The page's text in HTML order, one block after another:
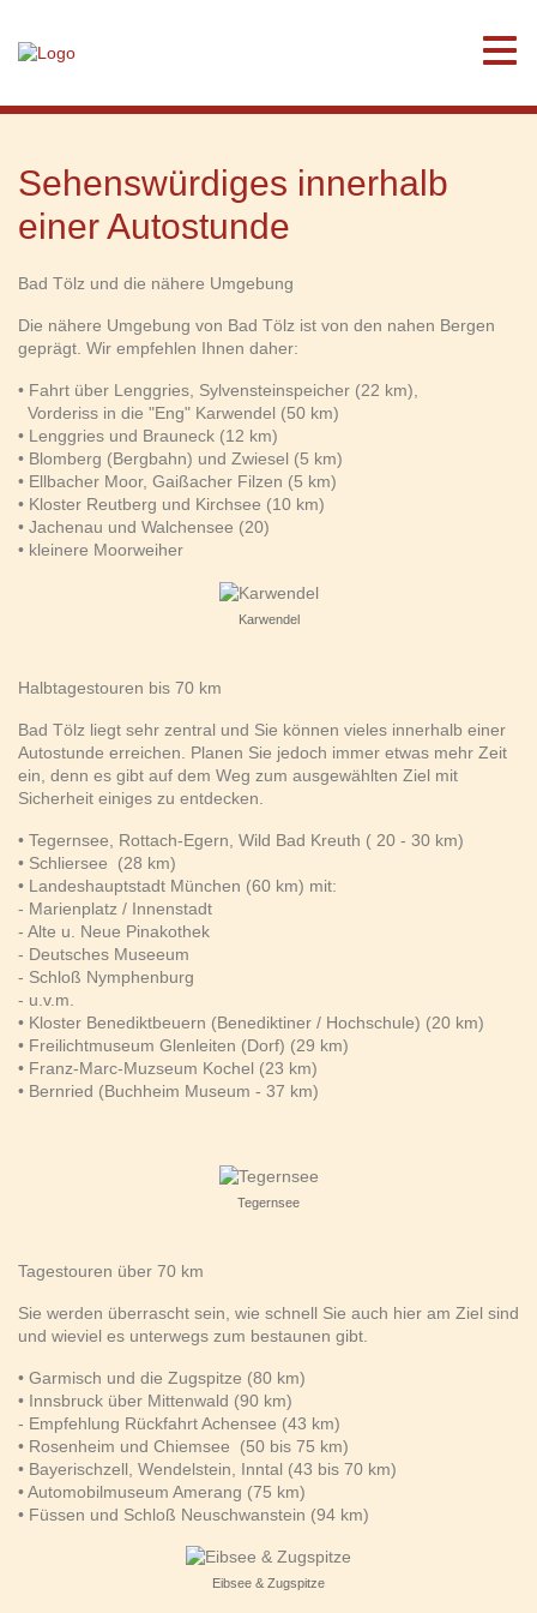
Sehenswürdiges innerhalb
einer Autostunde
Bad Tölz und die nähere Umgebung
Die nähere Umgebung von Bad Tölz ist von den nahen Bergen
geprägt. Wir empfehlen Ihnen daher:
• Fahrt über Lenggries, Sylvensteinspeicher (22 km),
Vorderiss in die "Eng" Karwendel (50 km)
• Lenggries und Brauneck (12 km)
• Blomberg (Bergbahn) und Zwiesel (5 km)
• Ellbacher Moor, Gaißacher Filzen (5 km)
• Kloster Reutberg und Kirchsee (10 km)
• Jachenau und Walchensee (20)
• kleinere Moorweiher
Karwendel
Halbtagestouren bis 70 km
Bad Tölz liegt sehr zentral und Sie können vieles innerhalb einer
Autostunde erreichen. Planen Sie jedoch immer etwas mehr Zeit
ein, denn es gibt auf dem Weg zum ausgewählten Ziel mit
Sicherheit einiges zu entdecken.
• Tegernsee, Rottach-Egern, Wild Bad Kreuth ( 20 - 30 km)
• Schliersee (28 km)
• Landeshauptstadt München (60 km) mit:
- Marienplatz / Innenstadt
- Alte u. Neue Pinakothek
- Deutsches Museeum
- Schloß Nymphenburg
- u.v.m.
• Kloster Benediktbeuern (Benediktiner / Hochschule) (20 km)
• Freilichtmuseum Glenleiten (Dorf) (29 km)
• Franz-Marc-Muzseum Kochel (23 km)
• Bernried (Buchheim Museum - 37 km)
Tegernsee
Tagestouren über 70 km
Sie werden überrascht sein, wie schnell Sie auch hier am Ziel sind
und wieviel es unterwegs zum bestaunen gibt.
• Garmisch und die Zugspitze (80 km)
• Innsbruck über Mittenwald (90 km)
- Empfehlung Rückfahrt Achensee (43 km)
• Rosenheim und Chiemsee (50 bis 75 km)
• Bayerischzell, Wendelstein, Inntal (43 bis 70 km)
• Automobilmuseum Amerang (75 km)
• Füssen und Schloß Neuschwanstein (94 km)
Eibsee & Zugspitze